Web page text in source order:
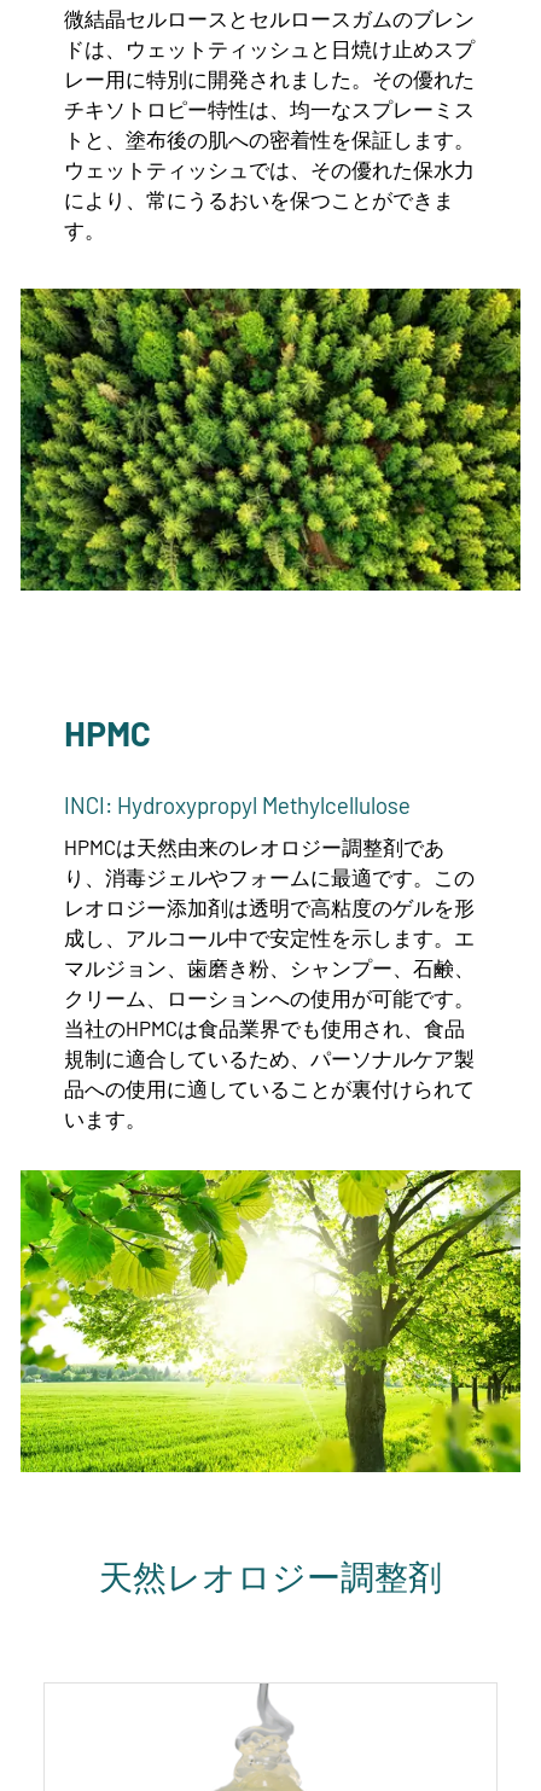
微結晶セルロースとセルロースガムのブレン
ドは、ウェットティッシュと日焼け止めスプ
レー用に特別に開発されました。その優れた
チキソトロピー特性は、均一なスプレーミス
トと、塗布後の肌への密着性を保証します。
ウェットティッシュでは、その優れた保水力
により、常にうるおいを保つことができま
す。
HPMC
INCI: Hydroxypropyl Methylcellulose
HPMCは天然由来のレオロジー調整剤であ
り、消毒ジェルやフォームに最適です。この
レオロジー添加剤は透明で高粘度のゲルを形
成し、アルコール中で安定性を示します。エ
マルジョン、歯磨き粉、シャンプー、石鹸、
クリーム、ローションへの使用が可能です。
当社のHPMCは食品業界でも使用され、食品
規制に適合しているため、パーソナルケア製
品への使用に適していることが裏付けられて
います。
天然レオロジー調整剤